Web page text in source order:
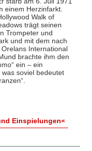
einem Herzinfarkt.
Walk of
trägt seinen
Trompeter und
und mit dem nach
International
brachte ihm den
ein – ein
was soviel bedeutet
Einspielungen«